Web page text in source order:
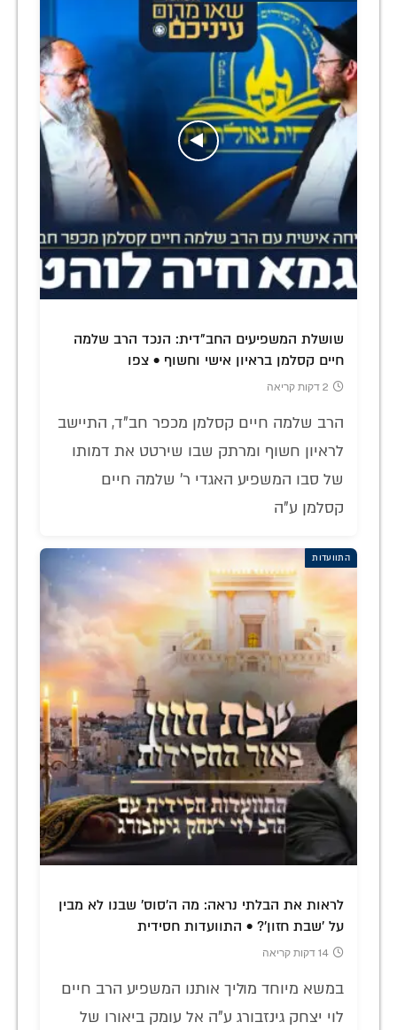
שושלת המשפיעים החב"דית: הנכד הרב שלמה
חיים קסלמן בראיון אישי וחשוף • צפו
2 דקות קריאה
הרב שלמה חיים קסלמן מכפר חב"ד, התיישב
לראיון חשוף ומרתק שבו שירטט את דמותו
של סבו המשפיע האגדי ר' שלמה חיים
קסלמן ע"ה
התוועדות
לראות את הבלתי נראה: מה ה'סוס' שבנו לא מבין
על 'שבת חזון'? • התוועדות חסידית
14 דקות קריאה
במשא מיוחד מוליך אותנו המשפיע הרב חיים
לוי יצחק גינזבורג ע"ה אל עומק ביאורו של